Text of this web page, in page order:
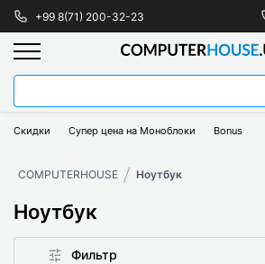
+99 8(71) 200-32-23
Скидки Супер цена на Моноблоки Bonus
COMPUTERHOUSE Ноутбук
Ноутбук
Фильтр